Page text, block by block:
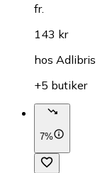
fr.
143 kr
hos Adlibris
+5 butiker
7%